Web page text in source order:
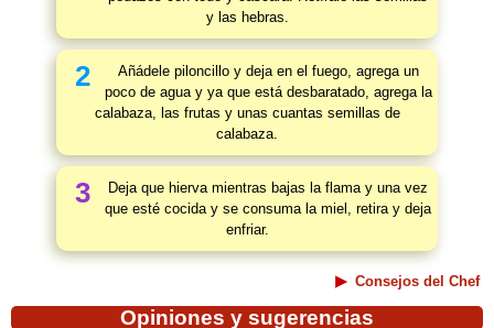
y las hebras.
2
Añádele piloncillo y deja en el fuego, agrega un
poco de agua y ya que está desbaratado, agrega la
calabaza, las frutas y unas cuantas semillas de
calabaza.
3
Deja que hierva mientras bajas la flama y una vez
que esté cocida y se consuma la miel, retira y deja
enfriar.
Consejos del Chef
Opiniones y sugerencias